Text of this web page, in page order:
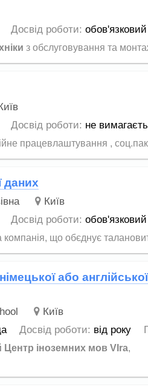
Досвід роботи: обов'язковий
з обслуговування та
Київ
Досвід роботи: не
працевлаштування ,
даних
Київ
Досвід роботи: обов'язковий
компанія, що обєднує
або
Київ
Досвід роботи: від року
іноземних мов VIra,